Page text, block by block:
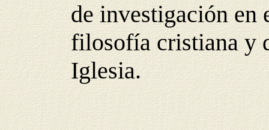
de investigación en
filosofía cristiana y
Iglesia.